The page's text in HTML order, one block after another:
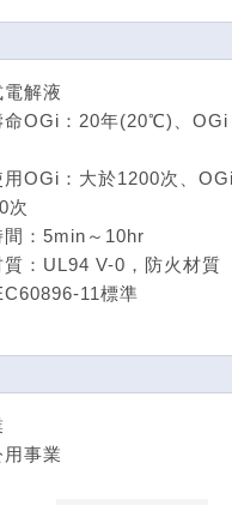
解液
命OGi：20年(20℃)、OGi
用OGi：大於1200次、
次
間：5min～10hr
質：UL94 V-0，防火材質
11標準
事業